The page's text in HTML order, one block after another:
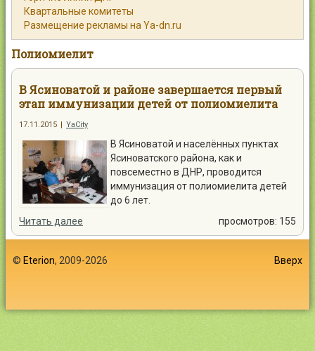
Помощь
Контакты
Квартальные комитеты
Размещение рекламы на Ya-dn.ru
Полиомиелит
В Ясиноватой и районе завершается первый
этап иммунизации детей от полиомиелита
17.11.2015 | YaCity
В Ясиноватой и населённых пунктах
Ясиноватского района, как и
повсеместно в ДНР, проводится
иммунизация от полиомиелита детей
до 6 лет.
Читать далее
просмотров: 155
© Eterion, 2009-2026 Вверх